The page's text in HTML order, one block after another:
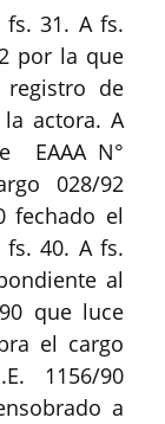
31. A fs.
por la que
de
actora. A
EAAA N°
028/92
fechado el
40. A fs.
al
que luce
el cargo
1156/90
a